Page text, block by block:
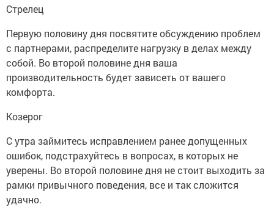
Стрелец
Первую половину дня посвятите обсуждению проблем
с партнерами, распределите нагрузку в делах между
собой. Во второй половине дня ваша
производительность будет зависеть от вашего
комфорта.
Козерог
С утра займитесь исправлением ранее допущенных
ошибок, подстрахуйтесь в вопросах, в которых не
уверены. Во второй половине дня не стоит выходить за
рамки привычного поведения, все и так сложится
удачно.